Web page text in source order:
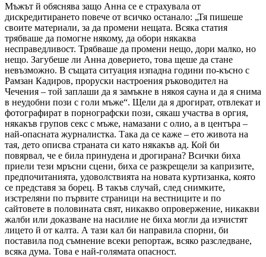
Мъжът й обяснява защо Анна се е страхувала от
дискредитирането повече от всичко останало: „Тя пишеше
своите материали, за да промени нещата. Всяка статия
трябваше да помогне някому, да обори някаква
несправедливост. Трябваше да промени нещо, дори малко, но
нещо. Загубеше ли Анна доверието, това щеше да стане
невъзможно. В същата ситуация изпадна години по-късно с
Рамзан Кадиров, проруски настроения ръководител на
Чечения – той заплаши да я замъкне в някоя сауна и да я снима
в неудобни пози с голи мъже“. Щели да я дрогират, отвлекат и
фотографират в порнографски пози, сякаш участва в оргия,
някакъв групов секс с мъже, намазани с олио, а в центъра –
най-опасната журналистка. Така да се каже – ето живота на
тая, дето описва страната си като някакъв ад. Кой би
повярвал, че е била принудена и дрогирана? Всички биха
приели тези мръсни сцени, биха се разкрещели за капризите,
предпочитанията, удоволствията на новата куртизанка, която
се представя за борец. В такъв случай, след снимките,
изстреляни по първите страници на вестниците и по
сайтовете в половината свят, никакво опровержение, никакви
жалби или доказване на насилие не биха могли да изчистят
лицето й от калта. А тази кал би направила спорни, би
поставила под съмнение всеки репортаж, всяко разследване,
всяка дума. Това е най-голямата опасност.